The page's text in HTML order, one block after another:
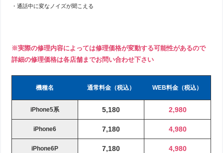
・通話中に変なノイズが聞こえる
※実際の修理内容によっては修理価格が変動する可能性があるので
詳細の修理価格は各店舗までお問い合わせ下さい
機種名 通常料金（税込） WEB料金（税込）
iPhone5系 5,180 2,980
iPhone6 7,180 4,980
iPhone6P 7,180 4,980